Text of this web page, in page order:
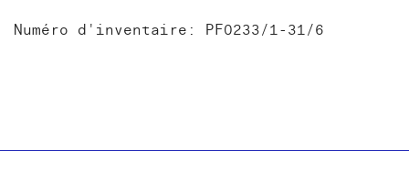
Numéro d'inventaire: PF0233/1-31/6